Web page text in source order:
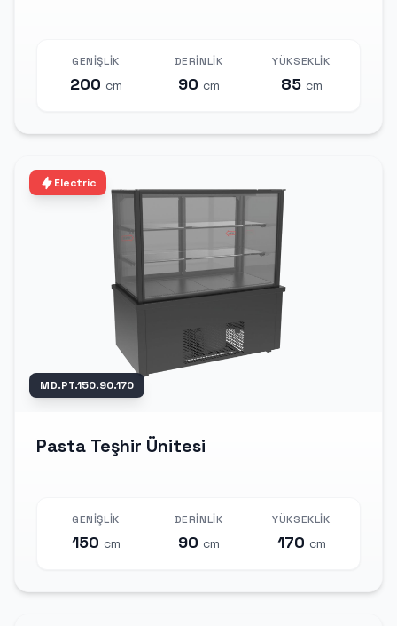
GENIŞLIK
200 cm
DERINLIK
90 cm
YÜKSEKLIK
85 cm
MD.PT.150.90.170
Electric
Pasta Teşhir Ünitesi
GENIŞLIK
150 cm
DERINLIK
90 cm
YÜKSEKLIK
170 cm